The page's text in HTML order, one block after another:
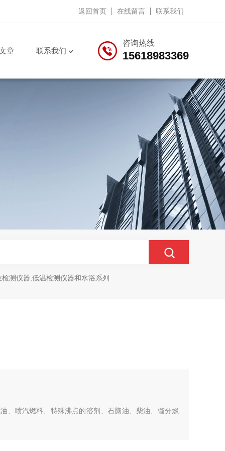
返回首页 在线留言 联系我们
咨询热线
15618983369
章 联系我们
测仪器,低温检测仪器和水浴系列
、喷汽燃料、特殊沸点的溶剂、石脑油、柴油、馏分燃